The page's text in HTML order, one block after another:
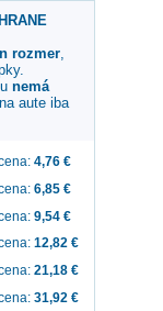
rozmer,
nemá
aute iba
4,76 €
6,85 €
9,54 €
12,82 €
21,18 €
31,92 €